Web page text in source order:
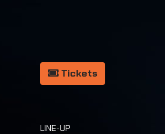
Tickets
LINE-UP